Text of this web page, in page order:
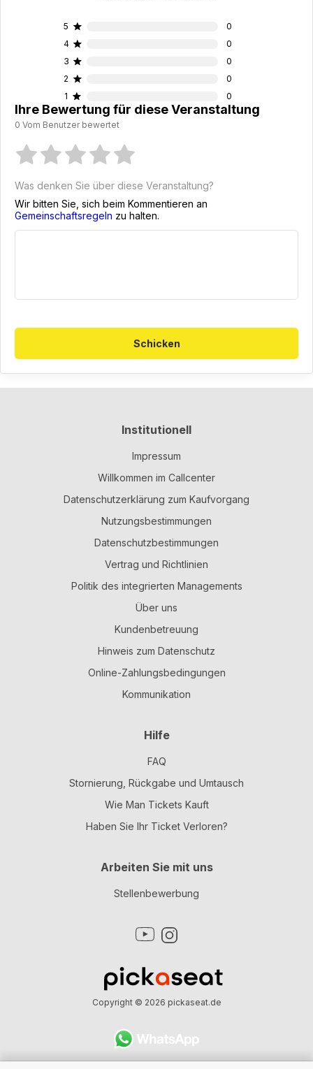
Ihre Bewertung für diese Veranstaltung
0 Vom Benutzer bewertet
Was denken Sie über diese Veranstaltung?
Wir bitten Sie, sich beim Kommentieren an
Gemeinschaftsregeln zu halten.
Schicken
5
0
4
0
3
0
2
0
1
0
Institutionell
Impressum
Willkommen im Callcenter
Datenschutzerklärung zum Kaufvorgang
Nutzungsbestimmungen
Datenschutzbestimmungen
Vertrag und Richtlinien
Politik des integrierten Managements
Über uns
Kundenbetreuung
Hinweis zum Datenschutz
Online-Zahlungsbedingungen
Kommunikation
Hilfe
FAQ
Stornierung, Rückgabe und Umtausch
Wie Man Tickets Kauft
Haben Sie Ihr Ticket Verloren?
Arbeiten Sie mit uns
Stellenbewerbung
Copyright © 2026 pickaseat.de